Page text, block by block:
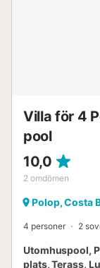
Villa för 4
pool
10,0
2 omdömen
Polop, Costa
4 personer 2
Utomhuspool,
plats, Terass,